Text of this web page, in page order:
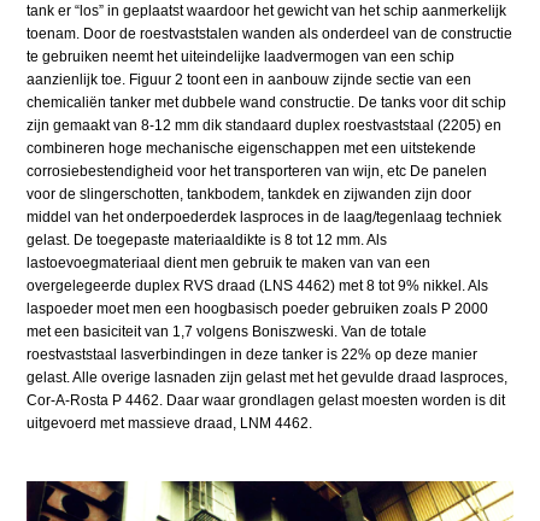
tank er “los” in geplaatst waardoor het gewicht van het schip aanmerkelijk
toenam. Door de roestvaststalen wanden als onderdeel van de constructie
te gebruiken neemt het uiteindelijke laadvermogen van een schip
aanzienlijk toe. Figuur 2 toont een in aanbouw zijnde sectie van een
chemicaliën tanker met dubbele wand constructie. De tanks voor dit schip
zijn gemaakt van 8-12 mm dik standaard duplex roestvaststaal (2205) en
combineren hoge mechanische eigenschappen met een uitstekende
corrosiebestendigheid voor het transporteren van wijn, etc De panelen
voor de slingerschotten, tankbodem, tankdek en zijwanden zijn door
middel van het onderpoederdek lasproces in de laag/tegenlaag techniek
gelast. De toegepaste materiaaldikte is 8 tot 12 mm. Als
lastoevoegmateriaal dient men gebruik te maken van van een
overgelegeerde duplex RVS draad (LNS 4462) met 8 tot 9% nikkel. Als
laspoeder moet men een hoogbasisch poeder gebruiken zoals P 2000
met een basiciteit van 1,7 volgens Boniszweski. Van de totale
roestvaststaal lasverbindingen in deze tanker is 22% op deze manier
gelast. Alle overige lasnaden zijn gelast met het gevulde draad lasproces,
Cor-A-Rosta P 4462. Daar waar grondlagen gelast moesten worden is dit
uitgevoerd met massieve draad, LNM 4462.